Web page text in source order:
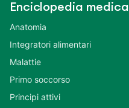
Enciclopedia medica
Anatomia
Integratori alimentari
Malattie
Primo soccorso
Principi attivi